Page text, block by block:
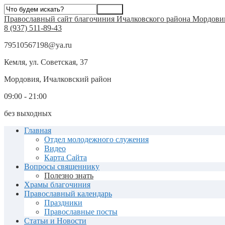
Православный сайт благочиния Ичалковского района
8 (937) 511-89-43
79510567198@ya.ru
Кемля, ул. Советская, 37
Мордовия, Ичалковский район
09:00 - 21:00
без выходных
Главная
Отдел молодежного служения
Видео
Карта Сайта
Вопросы священнику
Полезно знать
Храмы благочиния
Православный календарь
Праздники
Православные посты
Статьи и Новости